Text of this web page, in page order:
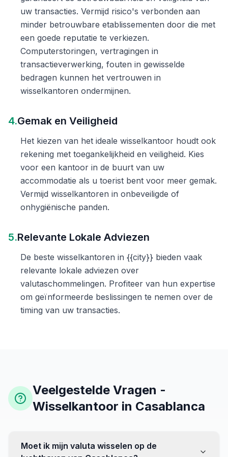
uw transacties. Vermijd risico's verbonden aan
minder betrouwbare etablissementen door die met
een goede reputatie te verkiezen.
Computerstoringen, vertragingen in
transactieverwerking, fouten in gewisselde
bedragen kunnen het vertrouwen in
wisselkantoren ondermijnen.
4.Gemak en Veiligheid
Het kiezen van het ideale wisselkantoor houdt ook
rekening met toegankelijkheid en veiligheid. Kies
voor een kantoor in de buurt van uw
accommodatie als u toerist bent voor meer gemak.
Vermijd wisselkantoren in onbeveiligde of
onhygiënische panden.
5.Relevante Lokale Adviezen
De beste wisselkantoren in {{city}} bieden vaak
relevante lokale adviezen over
valutaschommelingen. Profiteer van hun expertise
om geïnformeerde beslissingen te nemen over de
timing van uw transacties.
Veelgestelde Vragen -
Wisselkantoor in Casablanca
Moet ik mijn valuta wisselen op de